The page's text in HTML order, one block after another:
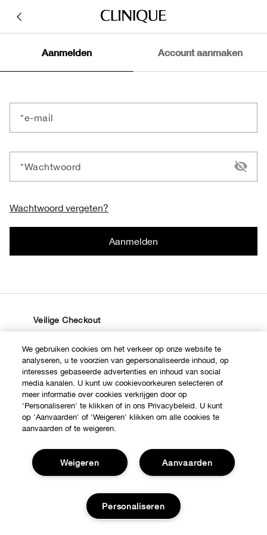
Aanmelden Account aanmaken
e-mail
Wachtwoord
Wachtwoord vergeten?
Aanmelden
Veilige Checkout
Algemene voorwaarden
Contacteer Ons
© © Clinique Laboratories, llc. Alle rechten voorbehouden
We gebruiken cookies om het verkeer op onze website te
analyseren, u te voorzien van gepersonaliseerde inhoud, op
interesses gebaseerde advertenties en inhoud van social
media kanalen. U kunt uw cookievoorkeuren selecteren of
meer informatie over cookies verkrijgen door op
'Personaliseren' te klikken of in ons Privacybeleid. U kunt
op 'Aanvaarden' of 'Weigeren' klikken om alle cookies te
aanvaarden of te weigeren.
Aanvaarden
Weigeren
Personaliseren